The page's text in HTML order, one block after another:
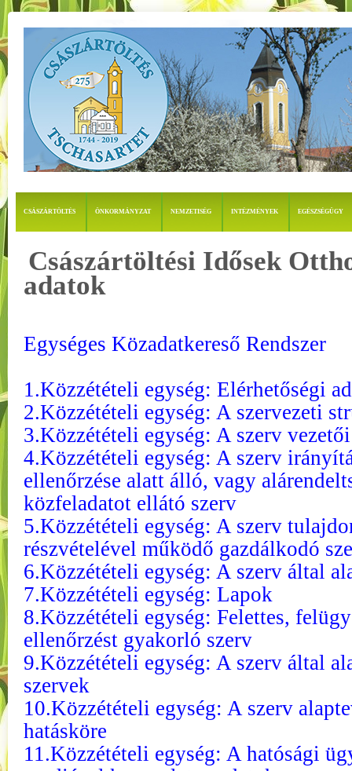
CSÁSZÁRTÖLTÉS ÖNKORMÁNYZAT NEMZETISÉG INTÉZMÉNYEK EGÉSZSÉGÜGY
Császártöltési Idősek
adatok
Egységes Közadatkereső Rendszer
1.Közzétételi egység: Elérhetőségi
2.Közzétételi egység: A szervezeti
3.Közzétételi egység: A szerv vezetői
4.Közzétételi egység: A szerv
ellenőrzése alatt álló, vagy
közfeladatot ellátó szerv
5.Közzétételi egység: A szerv
részvételével működő gazdálkodó
6.Közzétételi egység: A szerv által
7.Közzétételi egység: Lapok
8.Közzétételi egység: Felettes,
ellenőrzést gyakorló szerv
9.Közzétételi egység: A szerv által
szervek
10.Közzétételi egység: A szerv
hatásköre
11.Közzétételi egység: A hatósági